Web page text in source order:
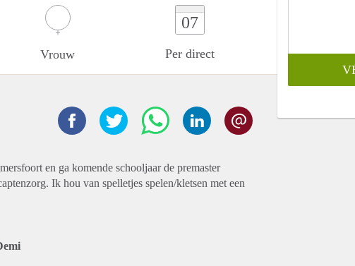
Vrouw
07
Per direct
en ga komende schooljaar de premaster
Ik hou van spelletjes spelen/kletsen met een